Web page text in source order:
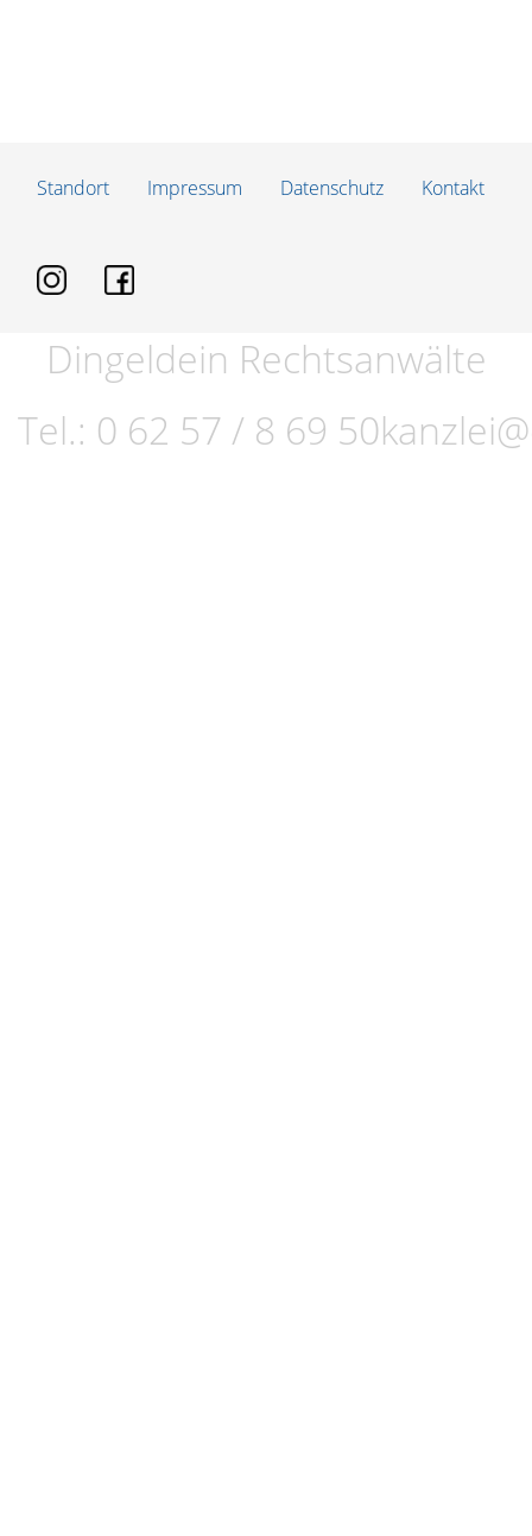
Standort Impressum Datenschutz Kontakt
Dingeldein Rechtsanwälte
Tel.: 0 62 57 / 8 69 50